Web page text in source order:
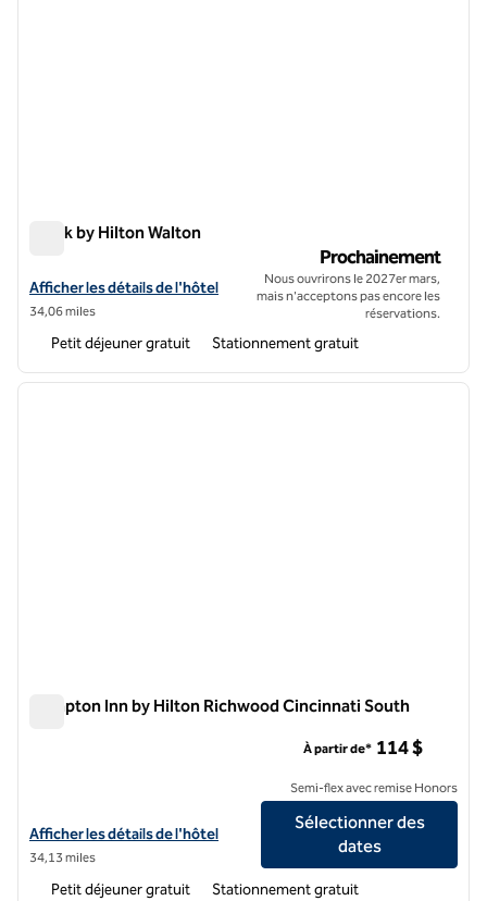
Spark by Hilton Walton
Afficher les détails de l'hôtel Spark by Hilton Walton
Afficher les détails de l'hôtel
34,06 miles
Prochainement
Nous ouvrirons le 2027er mars,
mais n'acceptons pas encore les
réservations.
Petit déjeuner gratuit Stationnement gratuit
1 sur 11
Hampton Inn by Hilton Richwood Cincinnati South
Afficher les détails de l'hôtel Hampton Inn by Hilton Richwood
Afficher les détails de l'hôtel
34,13 miles
À partir de* 114 $
Semi-flex avec remise Honors
Sélectionner des
dates
Petit déjeuner gratuit
Stationnement gratuit